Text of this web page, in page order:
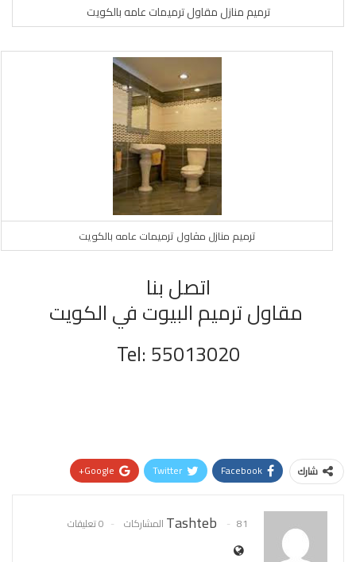
ترميم منازل مقاول ترميمات عامه بالكويت
ترميم منازل مقاول ترميمات عامه بالكويت
اتصل بنا
مقاول ترميم البيوت في الكويت
Tel: 55013020
شارك Facebook
Twitter
Google+
البريد الإلكتروني
Tashteb 81 المشاركات 0 تعليقات